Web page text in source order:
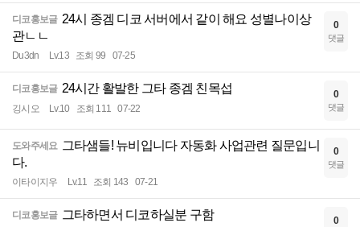
디코홍보글 24시 종겜 디코 서버에서 같이 해요 성별나이상
관ㄴㄴ
Du3dn Lv.13 조회 99 07-25
0
댓글
디코홍보글 24시간 활발한 그타 종겜 친목섭
깅시오 Lv.10 조회 111 07-22
0
댓글
도와주세요 그타샘들! 뉴비입니다 자동화 사업관련 질문입니
다.
이타이지우 Lv.11 조회 143 07-21
0
댓글
디코홍보글 그타하면서 디코하실분 구함 0